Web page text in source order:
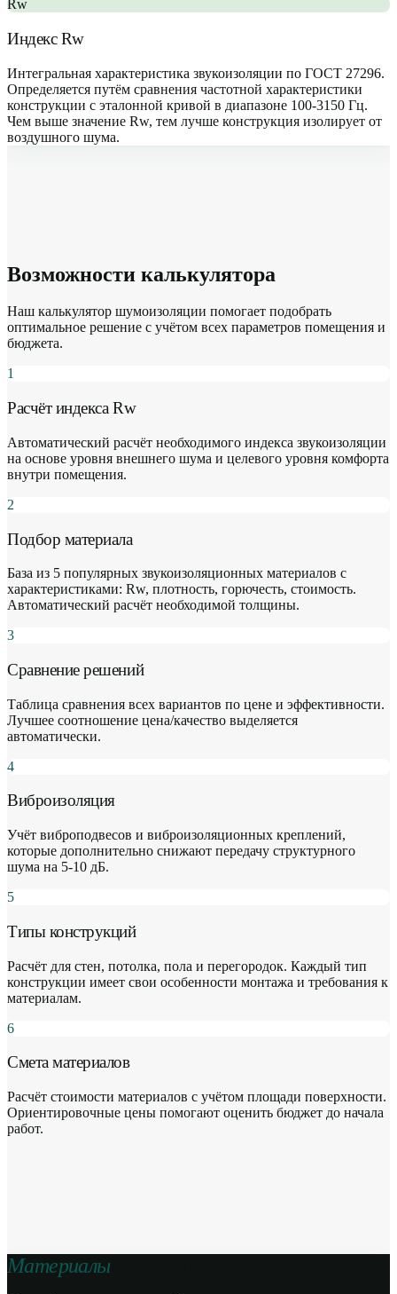
Rw
Индекс Rw
Интегральная характеристика звукоизоляции по ГОСТ 27296.
Определяется путём сравнения частотной характеристики
конструкции с эталонной кривой в диапазоне 100-3150 Гц.
Чем выше значение Rw, тем лучше конструкция изолирует от
воздушного шума.
Возможности калькулятора
Наш калькулятор шумоизоляции помогает подобрать
оптимальное решение с учётом всех параметров помещения и
бюджета.
1
Расчёт индекса Rw
Автоматический расчёт необходимого индекса звукоизоляции
на основе уровня внешнего шума и целевого уровня комфорта
внутри помещения.
2
Подбор материала
База из 5 популярных звукоизоляционных материалов с
характеристиками: Rw, плотность, горючесть, стоимость.
Автоматический расчёт необходимой толщины.
3
Сравнение решений
Таблица сравнения всех вариантов по цене и эффективности.
Лучшее соотношение цена/качество выделяется
автоматически.
4
Виброизоляция
Учёт виброподвесов и виброизоляционных креплений,
которые дополнительно снижают передачу структурного
шума на 5-10 дБ.
5
Типы конструкций
Расчёт для стен, потолка, пола и перегородок. Каждый тип
конструкции имеет свои особенности монтажа и требования к
материалам.
6
Смета материалов
Расчёт стоимости материалов с учётом площади поверхности.
Ориентировочные цены помогают оценить бюджет до начала
работ.
Материалы